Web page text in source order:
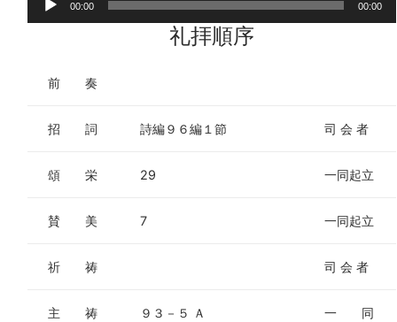
声
00:00 00:00
礼拝順序
前 奏
招 詞 詩編９６編１節 司 会 者
頌 栄 29 一同起立
賛 美 7 一同起立
祈 祷 司 会 者
主 祷 ９３－５ Ａ 一 同